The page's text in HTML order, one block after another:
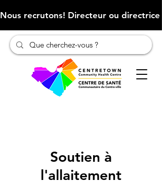
Nous recrutons! Directeur ou
Soutien à
l'allaitement